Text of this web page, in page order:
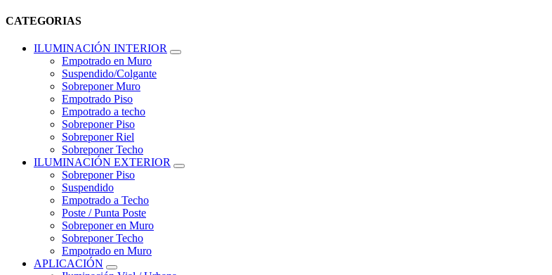
CATEGORIAS
ILUMINACIÓN INTERIOR
Empotrado en Muro
Suspendido/Colgante
Sobreponer Muro
Empotrado Piso
Empotrado a techo
Sobreponer Piso
Sobreponer Riel
Sobreponer Techo
ILUMINACIÓN EXTERIOR
Sobreponer Piso
Suspendido
Empotrado a Techo
Poste / Punta Poste
Sobreponer en Muro
Sobreponer Techo
Empotrado en Muro
APLICACIÓN